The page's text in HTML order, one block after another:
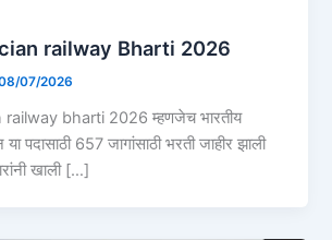
railway Bharti 2026
07/2026
railway bharti 2026 म्हणजेच भारतीय
पदासाठी 657 जागांसाठी भरती जाहीर झाली
खाली […]